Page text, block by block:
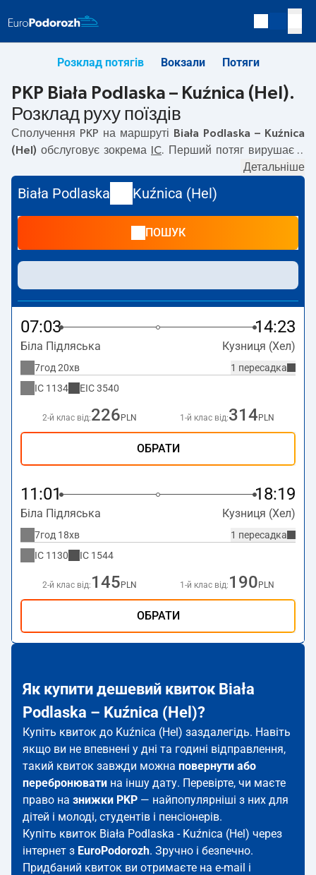
Розклад потягів Вокзали Потяги
PKP Biała Podlaska – Kuźnica (Hel).
Розклад руху поїздів
Сполучення PKP на маршруті
Biała Podlaska – Kuźnica
(Hel) обслуговує зокрема IC
. Перший потяг вирушає о
Kuźnica (Hel)курсують також інші потяги:
нижчу ціну квитка і зазвичай довший час подорожі.
Потяг завершує маршрут на станції Kuźnica (Hel).
Детальніше
Biała Podlaska Kuźnica (Hel)
ПОШУК
07:03 14:23
Біла Підляська Кузниця (Хел)
1 пересадка
7год 20хв
IC 1134 EIC3540
2-й клас від:226 PLN 1-й клас від:314 PLN
ОБРАТИ
11:01 18:19
Біла Підляська Кузниця (Хел)
1 пересадка
7год 18хв
IC 1130 IC 1544
2-й клас від: 145 PLN 1-й клас від: 190 PLN
ОБРАТИ
Як купити дешевий квиток Biała
Podlaska – Kuźnica (Hel)?
Купіть квиток до Kuźnica (Hel) заздалегідь. Навіть
якщо ви не впевнені у дні та годині відправлення,
такий квиток завжди можна повернути або
перебронювати на іншу дату. Перевірте, чи маєте
право на знижки PKP — найпопулярніші з них для
дітей і молоді, студентів і пенсіонерів.
Купіть квиток Biała Podlaska - Kuźnica (Hel) через
інтернет з EuroPodorozh. Зручно і безпечно.
Придбаний квиток ви отримаєте на e-mail і